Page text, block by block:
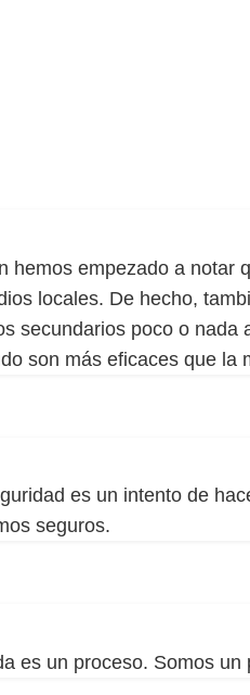
hemos empezado a notar
locales. De hecho,
secundarios poco o nada
son más eficaces que la
es un intento de
seguros.
es un proceso. Somos